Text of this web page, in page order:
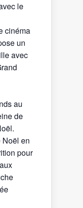
le
cinéma
un
avec
au
de
Noël en
pour